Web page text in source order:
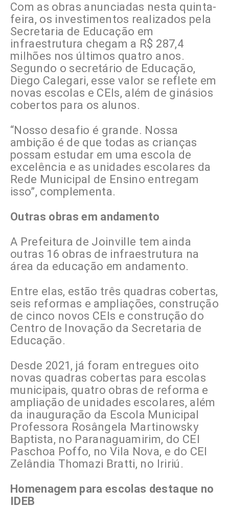
Com as obras anunciadas nesta quinta-
feira, os investimentos realizados pela
Secretaria de Educação em
infraestrutura chegam a R$ 287,4
milhões nos últimos quatro anos.
Segundo o secretário de Educação,
Diego Calegari, esse valor se reflete em
novas escolas e CEIs, além de ginásios
cobertos para os alunos.
“Nosso desafio é grande. Nossa
ambição é de que todas as crianças
possam estudar em uma escola de
excelência e as unidades escolares da
Rede Municipal de Ensino entregam
isso”, complementa.
Outras obras em andamento
A Prefeitura de Joinville tem ainda
outras 16 obras de infraestrutura na
área da educação em andamento.
Entre elas, estão três quadras cobertas,
seis reformas e ampliações, construção
de cinco novos CEIs e construção do
Centro de Inovação da Secretaria de
Educação.
Desde 2021, já foram entregues oito
novas quadras cobertas para escolas
municipais, quatro obras de reforma e
ampliação de unidades escolares, além
da inauguração da Escola Municipal
Professora Rosângela Martinowsky
Baptista, no Paranaguamirim, do CEI
Paschoa Poffo, no Vila Nova, e do CEI
Zelândia Thomazi Bratti, no Iririú.
Homenagem para escolas destaque no
IDEB